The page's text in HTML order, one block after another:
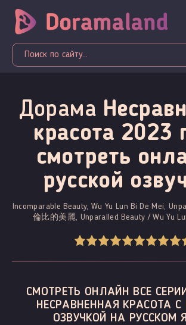
Дорама
красота 2023
смотреть
русской
Incomparable Beauty, Wu Yu Lun Bi De Mei,
倫比的美麗, Unparalled Beauty / Wu Yu
СМОТРЕТЬ ОНЛАЙН ВСЕ
НЕСРАВНЕННАЯ КРАСОТА С
ОЗВУЧКОЙ НА РУССКОМ